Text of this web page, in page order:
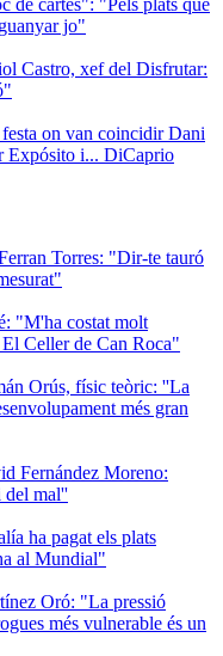
jo"
Castro, xef del Disfrutar:
on van coincidir Dani
Expósito i... DiCaprio
Torres: "Dir-te tauró
"M'ha costat molt
Celler de Can Roca"
Orús, físic teòric: ''La
més gran
Fernández Moreno:
del mal''
ha pagat els plats
al Mundial"
Oró: "La pressió
més vulnerable és un